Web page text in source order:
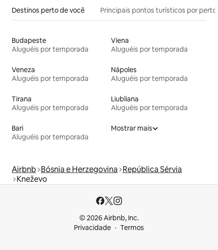
Destinos perto de você Principais pontos turísticos por perto
Budapeste
Aluguéis por temporada
Viena
Aluguéis por temporada
Veneza
Aluguéis por temporada
Nápoles
Aluguéis por temporada
Tirana
Aluguéis por temporada
Liubliana
Aluguéis por temporada
Bari
Aluguéis por temporada
Mostrar mais
Airbnb Bósnia e Herzegovina República Sérvia
Kneževo
© 2026 Airbnb, Inc.
Privacidade
Termos